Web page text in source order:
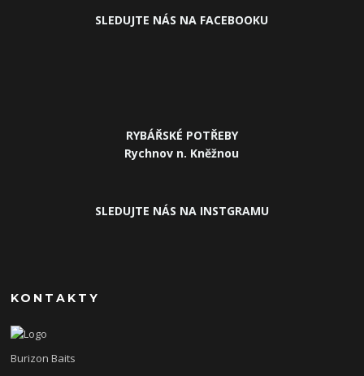
SLEDUJTE NÁS NA FACEBOOKU
RYBÁŘSKÉ POTŘEBY
Rychnov n. Kněžnou
SLEDUJTE NÁS NA INSTGRAMU
KONTAKTY
Burizon Baits